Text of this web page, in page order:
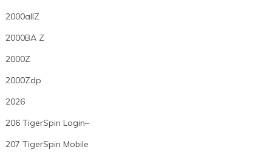
2000allZ
2000BA Z
2000Z
2000Zdp
2026
206 TigerSpin Login–
207 TigerSpin Mobile